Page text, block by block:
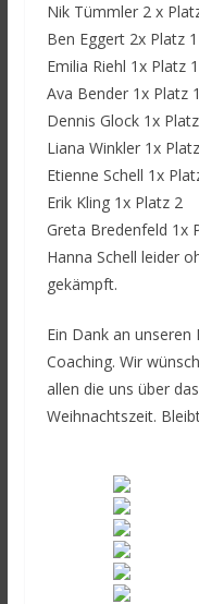
Nik Tümmler 2 x
Ben Eggert 2x Platz 1
Emilia Riehl 1x Platz
Ava Bender 1x Platz
Dennis Glock 1x
Liana Winkler 1x
Etienne Schell 1x
Erik Kling 1x Platz 2
Greta Bredenfeld 1x
Hanna Schell leider
gekämpft.
Ein Dank an
Coaching. Wir
allen die uns über
Weihnachtszeit.